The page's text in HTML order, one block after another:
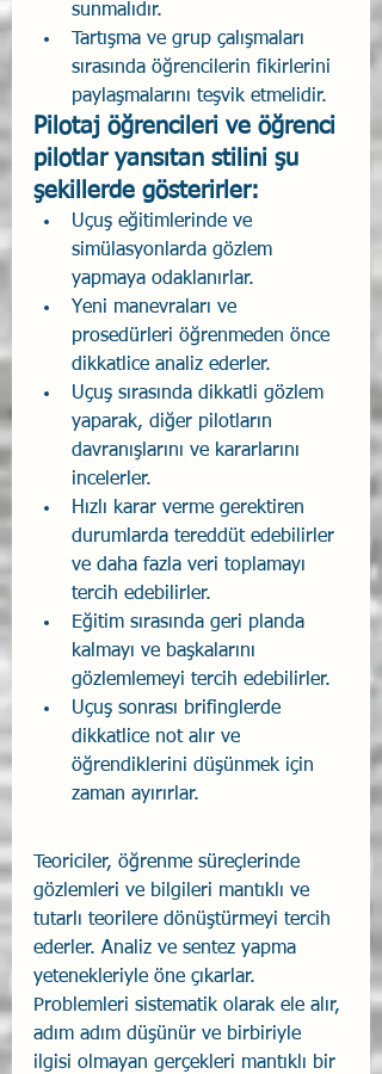
sunmalıdır.
Tartışma ve grup çalışmaları
sırasında öğrencilerin fikirlerini
paylaşmalarını teşvik etmelidir.
Pilotaj öğrencileri ve öğrenci
pilotlar yansıtan stilini şu
şekillerde gösterirler:
Uçuş eğitimlerinde ve
simülasyonlarda gözlem
yapmaya odaklanırlar.
Yeni manevraları ve
prosedürleri öğrenmeden önce
dikkatlice analiz ederler.
Uçuş sırasında dikkatli gözlem
yaparak, diğer pilotların
davranışlarını ve kararlarını
incelerler.
Hızlı karar verme gerektiren
durumlarda tereddüt edebilirler
ve daha fazla veri toplamayı
tercih edebilirler.
Eğitim sırasında geri planda
kalmayı ve başkalarını
gözlemlemeyi tercih edebilirler.
Uçuş sonrası brifinglerde
dikkatlice not alır ve
öğrendiklerini düşünmek için
zaman ayırırlar.
Teoriciler, öğrenme süreçlerinde
gözlemleri ve bilgileri mantıklı ve
tutarlı teorilere dönüştürmeyi tercih
ederler. Analiz ve sentez yapma
yetenekleriyle öne çıkarlar.
Problemleri sistematik olarak ele alır,
adım adım düşünür ve birbiriyle
ilgisi olmayan gerçekleri mantıklı bir